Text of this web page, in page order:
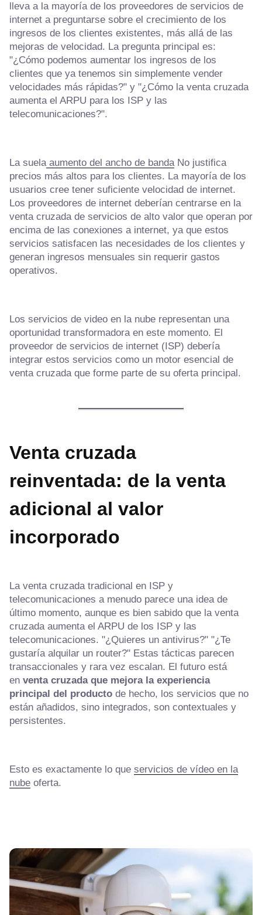
lleva a la mayoría de los proveedores de servicios de
internet a preguntarse sobre el crecimiento de los
ingresos de los clientes existentes, más allá de las
mejoras de velocidad. La pregunta principal es:
"¿Cómo podemos aumentar los ingresos de los
clientes que ya tenemos sin simplemente vender
velocidades más rápidas?" y "¿Cómo la venta cruzada
aumenta el ARPU para los ISP y las
telecomunicaciones?".
La suelaaumento del ancho de bandaNo justifica
precios más altos para los clientes. La mayoría de los
usuarios cree tener suficiente velocidad de internet.
Los proveedores de internet deberían centrarse en la
venta cruzada de servicios de alto valor que operan por
encima de las conexiones a internet, ya que estos
servicios satisfacen las necesidades de los clientes y
generan ingresos mensuales sin requerir gastos
operativos.
Los servicios de video en la nube representan una
oportunidad transformadora en este momento. El
proveedor de servicios de internet (ISP) debería
integrar estos servicios como un motor esencial de
venta cruzada que forme parte de su oferta principal.
Venta cruzada
reinventada: de la venta
adicional al valor
incorporado
La venta cruzada tradicional en ISP y
telecomunicaciones a menudo parece una idea de
último momento, aunque es bien sabido que la venta
cruzada aumenta el ARPU de los ISP y las
telecomunicaciones. "¿Quieres un antivirus?" "¿Te
gustaría alquilar un router?" Estas tácticas parecen
transaccionales y rara vez escalan. El futuro está
en venta cruzada que mejora la experiencia
principal del producto de hecho, los servicios que no
están añadidos, sino integrados, son contextuales y
persistentes.
Esto es exactamente lo que servicios de vídeo en la
nube oferta.